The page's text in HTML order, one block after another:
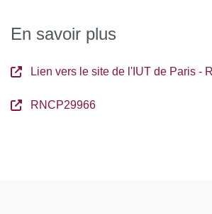
En savoir plus
Lien vers le site de l'IUT de Paris -
RNCP29966